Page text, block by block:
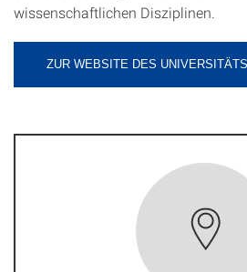
wissenschaftlichen Disziplinen.
ZUR WEBSITE DES